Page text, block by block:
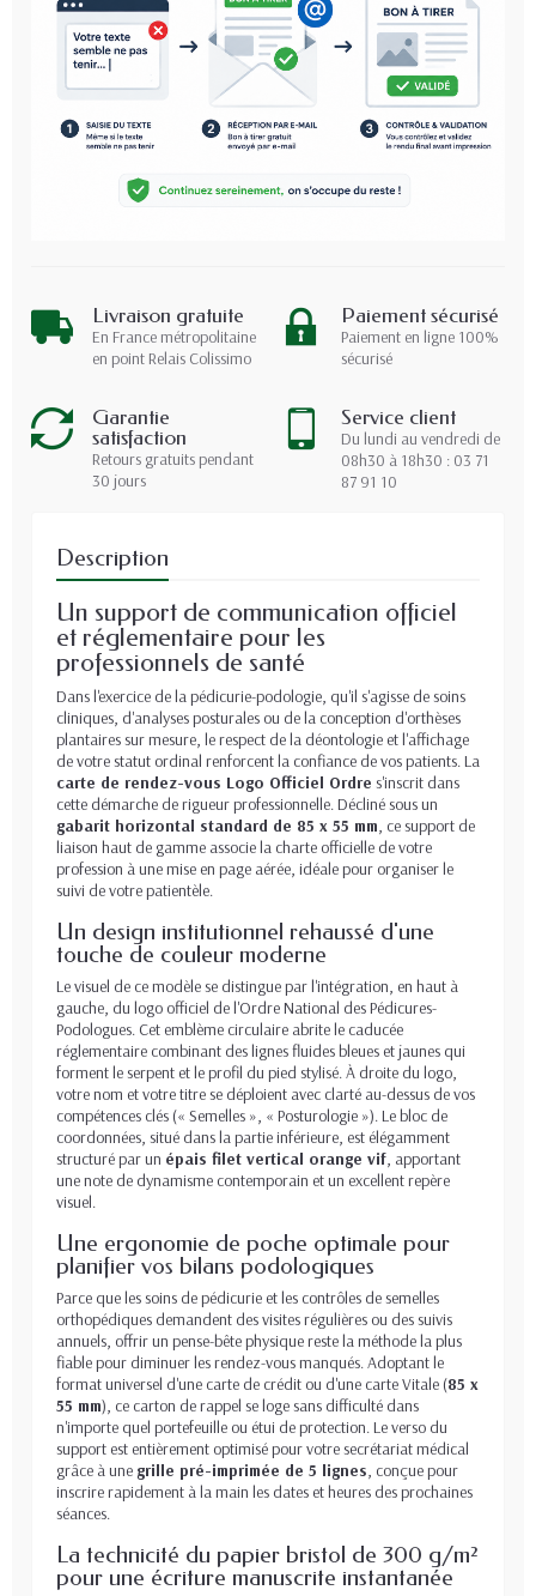
Livraison gratuite
En France métropolitaine
en point Relais Colissimo
Paiement sécurisé
Paiement en ligne 100%
sécurisé
Garantie
satisfaction
Retours gratuits pendant
30 jours
Service client
Du lundi au vendredi de
08h30 à 18h30 : 03 71
87 91 10
Description
Un support de communication officiel
et réglementaire pour les
professionnels de santé
Dans l'exercice de la pédicurie-podologie, qu'il s'agisse de soins
cliniques, d'analyses posturales ou de la conception d'orthèses
plantaires sur mesure, le respect de la déontologie et l'affichage
de votre statut ordinal renforcent la confiance de vos patients. La
carte de rendez-vous Logo Officiel Ordre s'inscrit dans
cette démarche de rigueur professionnelle. Décliné sous un
gabarit horizontal standard de 85 x 55 mm, ce support de
liaison haut de gamme associe la charte officielle de votre
profession à une mise en page aérée, idéale pour organiser le
suivi de votre patientèle.
Un design institutionnel rehaussé d'une
touche de couleur moderne
Le visuel de ce modèle se distingue par l'intégration, en haut à
gauche, du logo officiel de l'Ordre National des Pédicures-
Podologues. Cet emblème circulaire abrite le caducée
réglementaire combinant des lignes fluides bleues et jaunes qui
forment le serpent et le profil du pied stylisé. À droite du logo,
votre nom et votre titre se déploient avec clarté au-dessus de vos
compétences clés (« Semelles », « Posturologie »). Le bloc de
coordonnées, situé dans la partie inférieure, est élégamment
structuré par un épais filet vertical orange vif, apportant
une note de dynamisme contemporain et un excellent repère
visuel.
Une ergonomie de poche optimale pour
planifier vos bilans podologiques
Parce que les soins de pédicurie et les contrôles de semelles
orthopédiques demandent des visites régulières ou des suivis
annuels, offrir un pense-bête physique reste la méthode la plus
fiable pour diminuer les rendez-vous manqués. Adoptant le
format universel d'une carte de crédit ou d'une carte Vitale (85 x
55 mm), ce carton de rappel se loge sans difficulté dans
n'importe quel portefeuille ou étui de protection. Le verso du
support est entièrement optimisé pour votre secrétariat médical
grâce à une grille pré-imprimée de 5 lignes, conçue pour
inscrire rapidement à la main les dates et heures des prochaines
séances.
La technicité du papier bristol de 300 g/m²
pour une écriture manuscrite instantanée